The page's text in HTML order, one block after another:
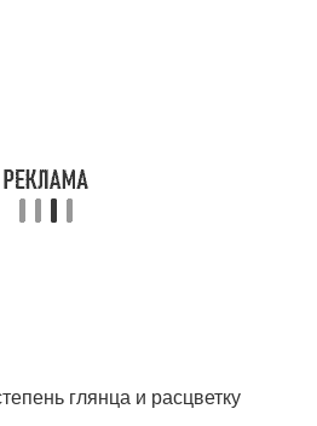
глянца и расцветку